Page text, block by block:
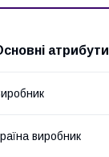
атрибути
виробник